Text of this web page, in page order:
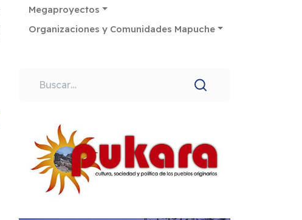
Megaproyectos
Organizaciones y Comunidades Mapuche
Buscar